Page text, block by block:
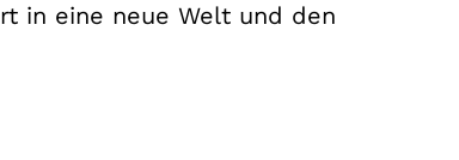
in eine neue Welt und den